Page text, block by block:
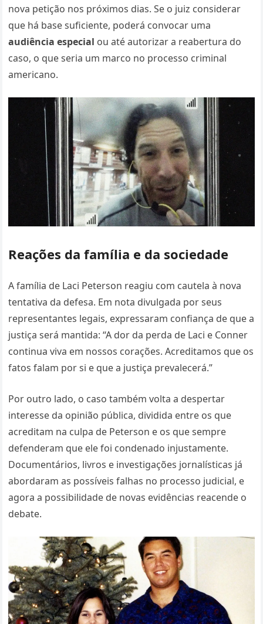
nova petição nos próximos dias. Se o juiz considerar
que há base suficiente, poderá convocar uma
audiência especial ou até autorizar a reabertura do
caso, o que seria um marco no processo criminal
americano.
Reações da família e da sociedade
A família de Laci Peterson reagiu com cautela à nova
tentativa da defesa. Em nota divulgada por seus
representantes legais, expressaram confiança de que a
justiça será mantida: “A dor da perda de Laci e Conner
continua viva em nossos corações. Acreditamos que os
fatos falam por si e que a justiça prevalecerá.”
Por outro lado, o caso também volta a despertar
interesse da opinião pública, dividida entre os que
acreditam na culpa de Peterson e os que sempre
defenderam que ele foi condenado injustamente.
Documentários, livros e investigações jornalísticas já
abordaram as possíveis falhas no processo judicial, e
agora a possibilidade de novas evidências reacende o
debate.